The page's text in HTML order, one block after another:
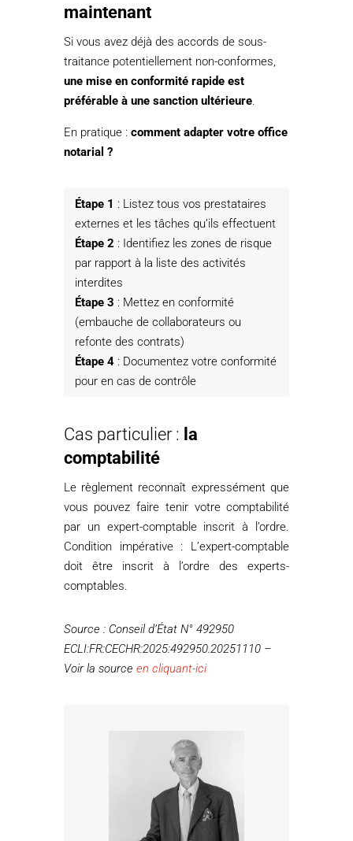
maintenant
Si vous avez déjà des accords de sous-
traitance potentiellement non-conformes,
une mise en conformité rapide est
préférable à une sanction ultérieure.
En pratique : comment adapter votre office
notarial ?
Étape 1 : Listez tous vos prestataires
externes et les tâches qu’ils effectuent
Étape 2 : Identifiez les zones de risque
par rapport à la liste des activités
interdites
Étape 3 : Mettez en conformité
(embauche de collaborateurs ou
refonte des contrats)
Étape 4: Documentez votre conformité
pour en cas de contrôle
Cas particulier : la
comptabilité
Le règlement reconnaît expressément que
vous pouvez faire tenir votre comptabilité
par un expert-comptable inscrit à l’ordre.
Condition impérative : L’expert-comptable
doit être inscrit à l’ordre des experts-
comptables.
Source : Conseil d’État N° 492950
ECLI:FR:CECHR:2025:492950.20251110 –
Voir la source en cliquant-ici